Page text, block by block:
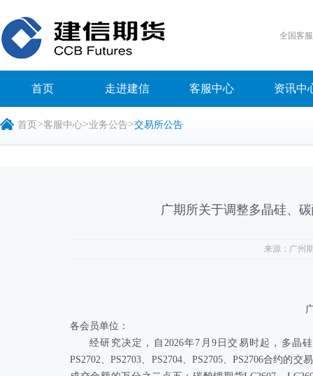
全国客
首页 走进建信 客服中心 资讯中
首页 >客服中心>业务公告>交易所公告
广期所关于调整多晶硅、
来源：广州
各会员单位：
经研究决定，自2026年7月9日交易时起，多晶硅
PS2702、PS2703、PS2704、PS2705、PS2706合约的